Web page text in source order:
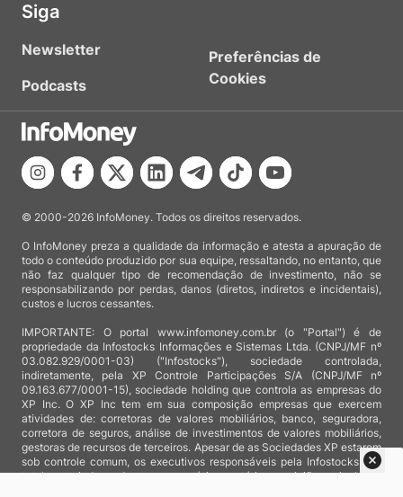
Siga
Newsletter
Podcasts
Preferências de
Cookies
© 2000-2026 InfoMoney. Todos os direitos reservados.
O InfoMoney preza a qualidade da informação e atesta a apuração de
todo o conteúdo produzido por sua equipe, ressaltando, no entanto, que
não faz qualquer tipo de recomendação de investimento, não se
responsabilizando por perdas, danos (diretos, indiretos e incidentais),
custos e lucros cessantes.
IMPORTANTE: O portal www.infomoney.com.br (o "Portal") é de
propriedade da Infostocks Informações e Sistemas Ltda. (CNPJ/MF nº
03.082.929/0001-03) ("Infostocks"), sociedade controlada,
indiretamente, pela XP Controle Participações S/A (CNPJ/MF nº
09.163.677/0001-15), sociedade holding que controla as empresas do
XP Inc. O XP Inc tem em sua composição empresas que exercem
atividades de: corretoras de valores mobiliários, banco, seguradora,
corretora de seguros, análise de investimentos de valores mobiliários,
gestoras de recursos de terceiros. Apesar de as Sociedades XP estarem
sob controle comum, os executivos responsáveis pela Infostocks são
totalmente independentes e as notícias, matérias e opiniões veiculadas